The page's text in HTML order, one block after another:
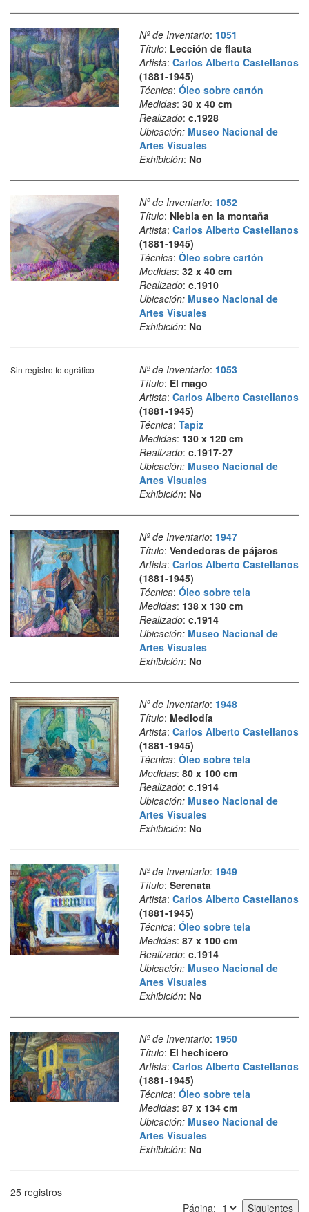
Nº de Inventario: 1051
Título: Lección de flauta
Artista: Carlos Alberto Castellanos
(1881-1945)
Técnica: Óleo sobre cartón
Medidas: 30 x 40 cm
Realizado: c.1928
Ubicación: Museo Nacional de
Artes Visuales
Exhibición: No
Nº de Inventario: 1052
Título: Niebla en la montaña
Artista: Carlos Alberto Castellanos
(1881-1945)
Técnica: Óleo sobre cartón
Medidas: 32 x 40 cm
Realizado: c.1910
Ubicación: Museo Nacional de
Artes Visuales
Exhibición: No
Sin registro fotográfico Nº de Inventario: 1053
Título: El mago
Artista: Carlos Alberto Castellanos
(1881-1945)
Técnica: Tapiz
Medidas: 130 x 120 cm
Realizado: c.1917-27
Ubicación: Museo Nacional de
Artes Visuales
Exhibición: No
Nº de Inventario: 1947
Título: Vendedoras de pájaros
Artista: Carlos Alberto Castellanos
(1881-1945)
Técnica: Óleo sobre tela
Medidas: 138 x 130 cm
Realizado: c.1914
Ubicación: Museo Nacional de
Artes Visuales
Exhibición: No
Nº de Inventario: 1948
Título: Mediodía
Artista: Carlos Alberto Castellanos
(1881-1945)
Técnica: Óleo sobre tela
Medidas: 80 x 100 cm
Realizado: c.1914
Ubicación: Museo Nacional de
Artes Visuales
Exhibición: No
Nº de Inventario: 1949
Título: Serenata
Artista: Carlos Alberto Castellanos
(1881-1945)
Técnica: Óleo sobre tela
Medidas: 87 x 100 cm
Realizado: c.1914
Ubicación: Museo Nacional de
Artes Visuales
Exhibición: No
Nº de Inventario: 1950
Título: El hechicero
Artista: Carlos Alberto Castellanos
(1881-1945)
Técnica: Óleo sobre tela
Medidas: 87 x 134 cm
Ubicación: Museo Nacional de
Artes Visuales
Exhibición: No
25 registros
Página: Página